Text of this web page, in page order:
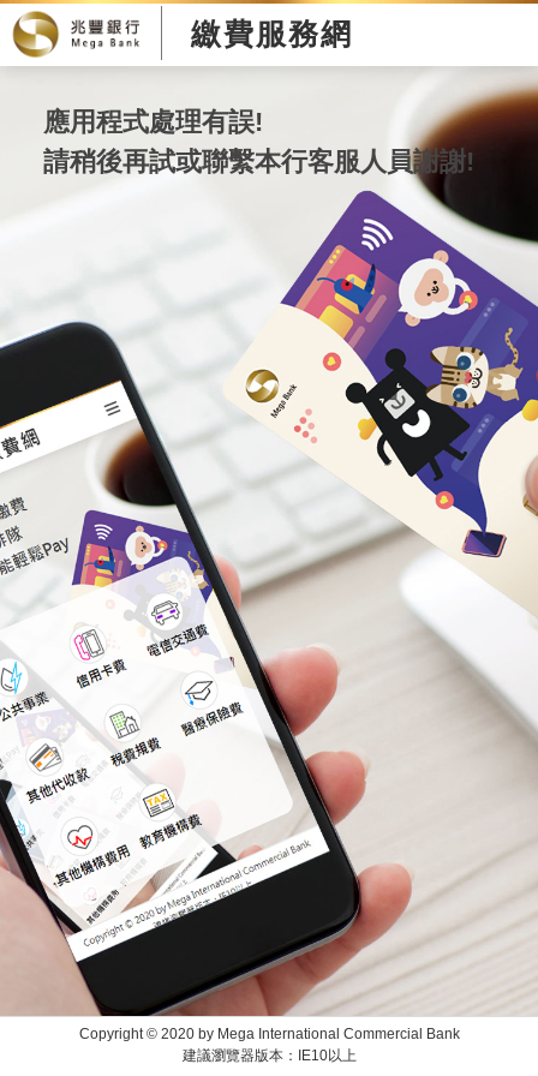
繳費服務網
應用程式處理有誤!
請稍後再試或聯繫本行客服人員謝謝!
Copyright © 2020 by Mega International Commercial Bank
建議瀏覽器版本：IE10以上